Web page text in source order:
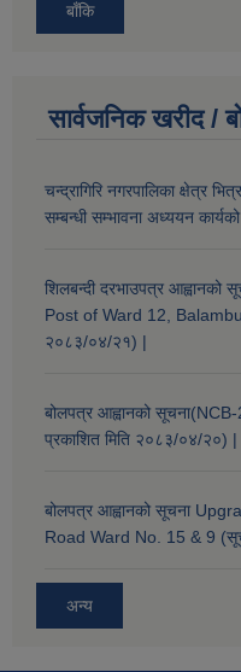
बाँकि
सार्वजनिक खरीद /
चन्द्रागिरि नगरपालिका क्षेत्र
सम्बन्धी सम्भावना अध्ययन
शिलबन्दी दरभाउपत्र
Post of Ward 12,
२०८३/०४/२१) |
बोलपत्र आह्वानको
प्रकाशित मिति २०८३/०४/२०) |
बोलपत्र आह्वानको सूचना
Road Ward No. 15 & 9
अन्य